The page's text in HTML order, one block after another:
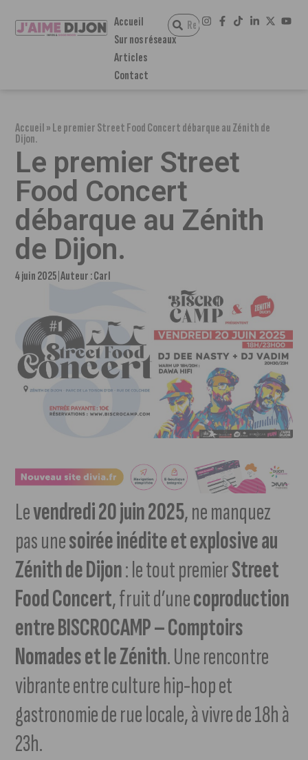
Accueil
Sur nos réseaux
Articles
Contact
Accueil»Le premier Street Food Concert débarque au Zénith de
Dijon.
Le premier Street
Food Concert
débarque au Zénith
de Dijon.
4 juin 2025 Auteur :Carl
Levendredi 20 juin 2025, ne manquez
pas unesoirée inédite et explosive au
Zénith de Dijon: le tout premierStreet
Food Concert, fruit d’unecoproduction
entre BISCROCAMP – Comptoirs
Nomades et le Zénith. Une rencontre
vibrante entre culture hip-hop et
gastronomie de rue locale, à vivre de 18h à
23h.